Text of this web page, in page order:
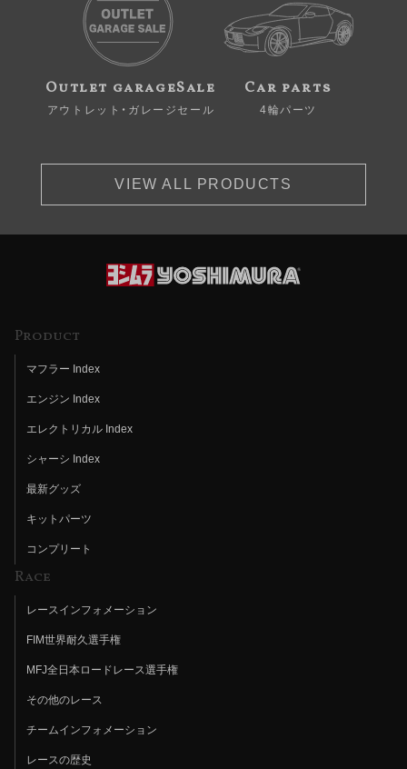
Outlet garageSale
アウトレット・ガレージセール
Car parts
4輪パーツ
VIEW ALL PRODUCTS
Product
マフラー Index
エンジン Index
エレクトリカル Index
シャーシ Index
最新グッズ
キットパーツ
コンプリート
Race
レースインフォメーション
FIM世界耐久選手権
MFJ全日本ロードレース選手権
その他のレース
チームインフォメーション
レースの歴史